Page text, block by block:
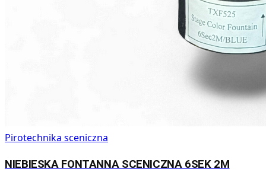
Pirotechnika sceniczna
NIEBIESKA FONTANNA SCENICZNA 6SEK 2M